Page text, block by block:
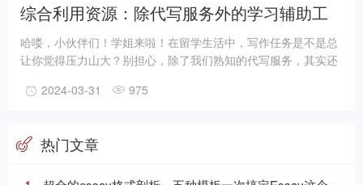
综合利用资源：除代写服务外的学习辅助工
具介绍
哈喽，小伙伴们！学姐来啦！在留学生活中，写作任务是不是总
让你觉得压力山大？别担心，除了我们熟知的代写服务，其实还
天，学姐就来给大家揭秘这些宝藏工具，让你的学习之旅更加轻
2024-03-31 975
热门文章